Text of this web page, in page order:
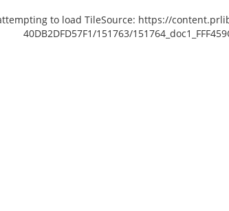
to load TileSource: https://
40DB2DFD57F1/151763/